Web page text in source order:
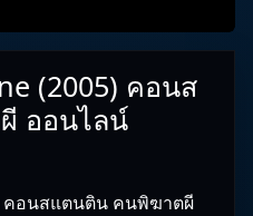
(2005) คอนส
ออนไลน์
คอนสแตนติน คนพิฆาตผี